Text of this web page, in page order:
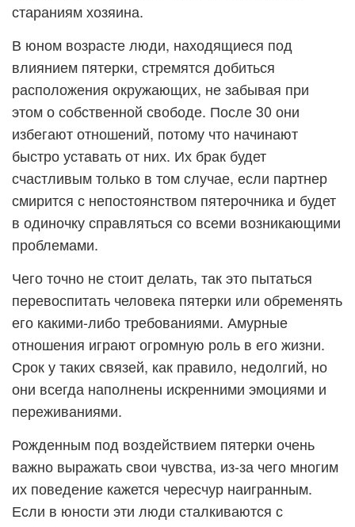
стараниям хозяина.
В юном возрасте люди, находящиеся под
влиянием пятерки, стремятся добиться
расположения окружающих, не забывая при
этом о собственной свободе. После 30 они
избегают отношений, потому что начинают
быстро уставать от них. Их брак будет
счастливым только в том случае, если партнер
смирится с непостоянством пятерочника и будет
в одиночку справляться со всеми возникающими
проблемами.
Чего точно не стоит делать, так это пытаться
перевоспитать человека пятерки или обременять
его какими-либо требованиями. Амурные
отношения играют огромную роль в его жизни.
Срок у таких связей, как правило, недолгий, но
они всегда наполнены искренними эмоциями и
переживаниями.
Рожденным под воздействием пятерки очень
важно выражать свои чувства, из-за чего многим
их поведение кажется чересчур наигранным.
Если в юности эти люди сталкиваются с